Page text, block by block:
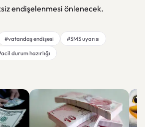
endişelenmesi önlenecek.
#vatandaş endişesi
#SMS uyarısı
durum hazırlığı